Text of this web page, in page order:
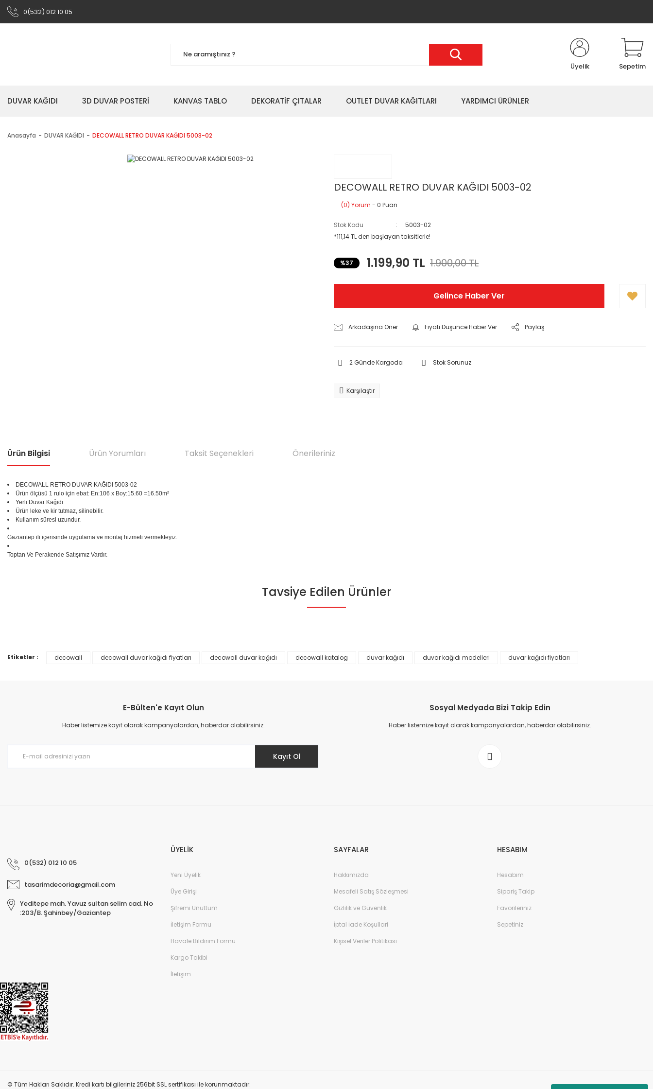
0(532) 012 10 05
Üyelik Sepetim
DUVAR KAĞIDI 3D DUVAR POSTERİ KANVAS TABLO DEKORATİF ÇITALAR OUTLET DUVAR KAĞITLARI YARDIMCI ÜRÜNLER
Anasayfa DUVAR KAĞIDI DECOWALL RETRO DUVAR KAĞIDI 5003-02
DECOWALL RETRO DUVAR KAĞIDI 5003-02
(0) Yorum - 0 Puan
Stok Kodu
5003-02
*111,14 TL den başlayan taksitlerle!
%37 1.199,90 TL 1.900,00 TL
Gelince Haber Ver
Arkadaşına Öner Fiyatı Düşünce Haber Ver Paylaş
2 Günde Kargoda Stok Sorunuz
Karşılaştır
Ürün Bilgisi Ürün Yorumları Taksit Seçenekleri Önerileriniz
DECOWALL RETRO DUVAR KAĞIDI 5003-02
Ürün ölçüsü 1 rulo için ebat: En:106 x Boy:15.60 =16.50m²
Yerli Duvar Kağıdı
Ürün leke ve kir tutmaz, silinebilir.
Kullanım süresi uzundur.
Gaziantep ili içerisinde uygulama ve montaj hizmeti vermekteyiz.
Toptan Ve Perakende Satışımız Vardır.
Bu ürüne ilk yorumu siz yapın!
Bu ürünün fiyat bilgisi, resim, ürün açıklamalarında ve diğer konularda yetersiz gördüğünüz noktaları öneri formunu kullanarak tarafımıza iletebilirsiniz.
Ürün bilgilerinde hatalar bulunuyor.
Gönder
Tavsiye Edilen Ürünler
Etiketler : decowall decowall duvar kağıdı fiyatları decowall duvar kağıdı decowall katalog duvar kağıdı duvar kağıdı modelleri duvar kağıdı fiyatları
E-Bülten'e Kayıt Olun
Haber listemize kayıt olarak kampanyalardan, haberdar olabilirsiniz.
Kayıt Ol
Sosyal Medyada Bizi Takip Edin
Haber listemize kayıt olarak kampanyalardan, haberdar olabilirsiniz.
0(532) 012 10 05
tasarimdecoria@gmail.com
Yeditepe mah. Yavuz sultan selim cad. No
:203/B. Şahinbey/Gaziantep
ÜYELİK
Yeni Üyelik
Üye Girişi
Şifremi Unuttum
İletişim Formu
Havale Bildirim Formu
Kargo Takibi
İletişim
SAYFALAR
Hakkımızda
Mesafeli Satış Sözleşmesi
Gizlilik ve Güvenlik
İptal İade Koşullari
Kişisel Veriler Politikası
HESABIM
Hesabım
Sipariş Takip
Favorileriniz
Sepetiniz
© Tüm Hakları Saklıdır. Kredi kartı bilgileriniz 256bit SSL sertifikası ile korunmaktadır.